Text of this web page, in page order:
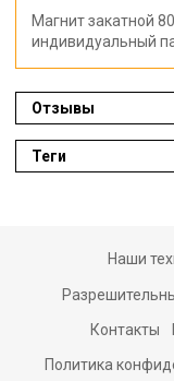
Магнит закатной
индивидуальный
Отзывы
Теги
Наши
Контакты
Политика